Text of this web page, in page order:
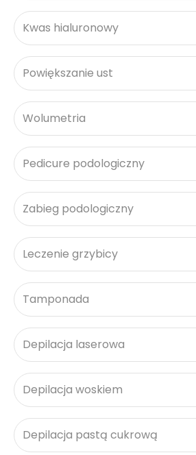
Kwas hialuronowy
Powiększanie ust
Wolumetria
Pedicure podologiczny
Zabieg podologiczny
Leczenie grzybicy
Tamponada
Depilacja laserowa
Depilacja woskiem
Depilacja pastą cukrową